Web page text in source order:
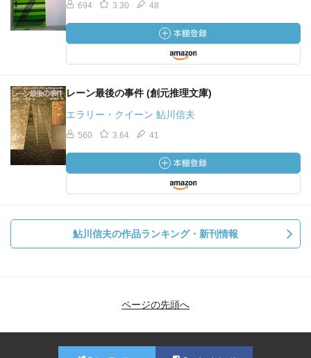
694 3.30 48
レーン最後の事件 (創元推理文庫)
エラリー・クイーン 鮎川信夫
560 3.64 41
鮎川信夫の作品ランキング・新刊情報
ページの先頭へ